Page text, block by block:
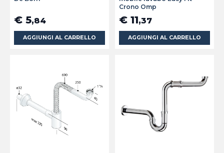
€ 5,84
AGGIUNGI AL CARRELLO
Crono Omp
€ 11,37
AGGIUNGI AL CARRELLO